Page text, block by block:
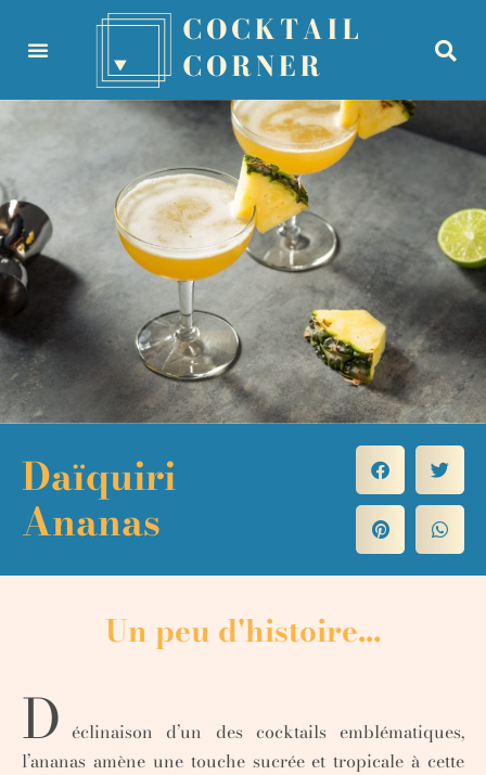
Daïquiri
Ananas
Un peu d'histoire...
D éclinaison d’un des cocktails emblématiques,
l’ananas amène une touche sucrée et tropicale à cette